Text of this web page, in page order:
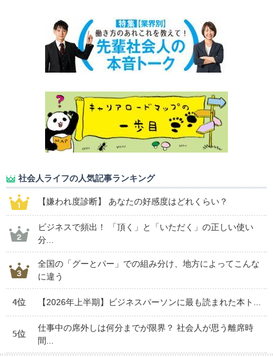
社会人ライフの人気記事ランキング
【嫌われ度診断】 あなたの好感度はどれくらい？
ビジネスで頻出！ 「頂く」と「いただく」の正しい使い
分...
全国の「グーとパー」での組み分け、地方によってこんな
に違う
4位 【2026年上半期】ビジネスパーソンに最も読まれた本ト...
5位
仕事中の席外しは何分までが限界？ 社会人が思う離席時
間...